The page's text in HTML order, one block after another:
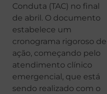
Conduta (TAC) no final
de abril. O documento
estabelece um
cronograma rigoroso de
ação, começando pelo
atendimento clínico
emergencial, que está
sendo realizado com o